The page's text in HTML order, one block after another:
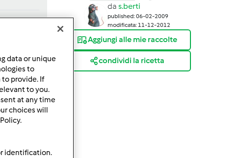
da s.berti
published: 06-02-2009
modificata: 11-12-2012
Aggiungi alle mie raccolte
condividi la ricetta
data or unique
to
to provide. If
to you.
at any time
choices will
identification.